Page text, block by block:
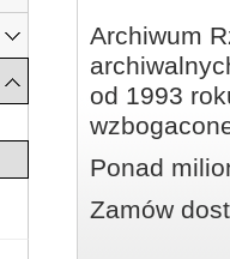
Archiwum
od 1993
Ponad
Zamów